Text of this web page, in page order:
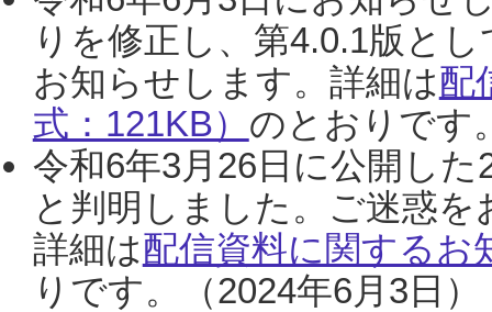
りを修正し、第4.0.1版と
お知らせします。詳細は配
式：121KB） のとおりです
令和6年3月26日に公開し
と判明しました。ご迷惑
詳細は配信資料に関するお
りです。（2024年6月3日）